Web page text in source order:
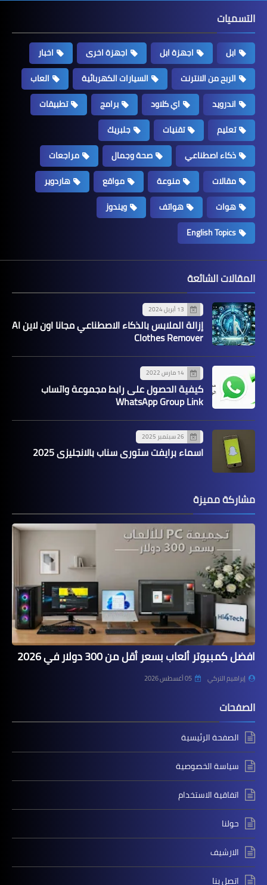
التسميات
ابل اجهزة ابل اجهزة اخرى
اخبار
الربح من الانترنت
السيارات الكهربائية
العاب
اندرويد
اي كلاود برامج
تطبيقات
تعليم
تقنيات
جلبريك
ذكاء اصطناعي
صحة وجمال
مراجعات
مقالات
منوعة مواقع
هاردوير
هوات
هواتف
ويندوز
English Topics
المقالات الشائعة
13 أبريل 2024
إزالة الملابس بالذكاء الاصطناعي مجانا اون لاين AI
Clothes Remover
14 مارس 2022
كيفية الحصول على رابط مجموعة واتساب
WhatsApp Group Link
26 سبتمبر 2025
اسماء برايفت ستوري سناب بالانجليزي 2025
مشاركة مميزة
افضل كمبيوتر ألعاب بسعر أقل من 300 دولار في 2026
إبراهيم التركي 05 أغسطس 2026
الصفحات
الصفحة الرئيسية
سياسة الخصوصية
اتفاقية الاستخدام
حولنا
الارشيف
اتصل بنا